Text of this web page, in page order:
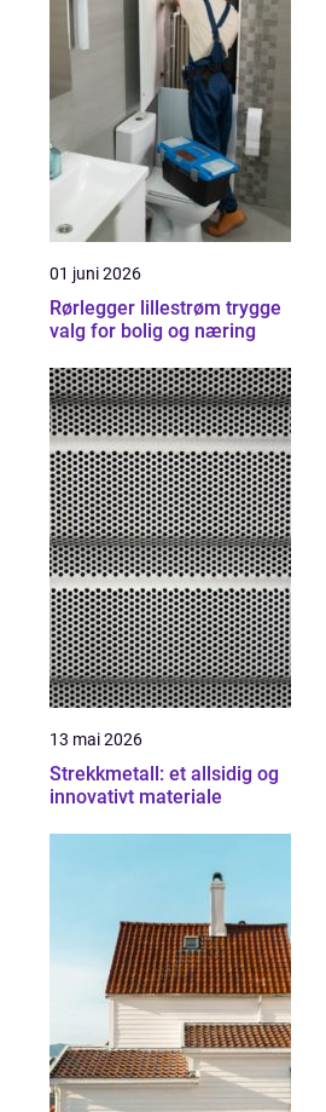
01 juni 2026
Rørlegger lillestrøm trygge
valg for bolig og næring
13 mai 2026
Strekkmetall: et allsidig og
innovativt materiale